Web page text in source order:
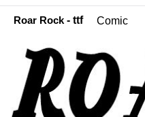
Roar Rock - ttf Comic